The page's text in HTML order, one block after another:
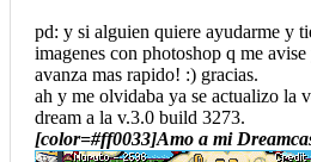
pd: y si alguien quiere ayudarme y
imagenes con photoshop q me avise
avanza mas rapido! :) gracias.
ah y me olvidaba ya se actualizo la
dream a la v.3.0 build 3273.
[color=#ff0033]Amo a mi